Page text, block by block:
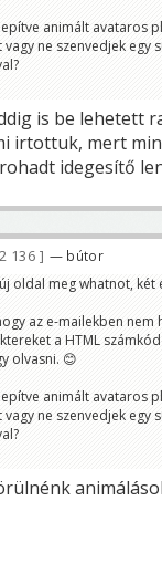
animált avataros
ne szenvedjek egy
is be lehetett
irtottuk, mert
idegesítő
136 — bútor
oldal meg whatnot, két
az e-mailekben nem
a HTML
olvasni. 😊
animált avataros
ne szenvedjek egy